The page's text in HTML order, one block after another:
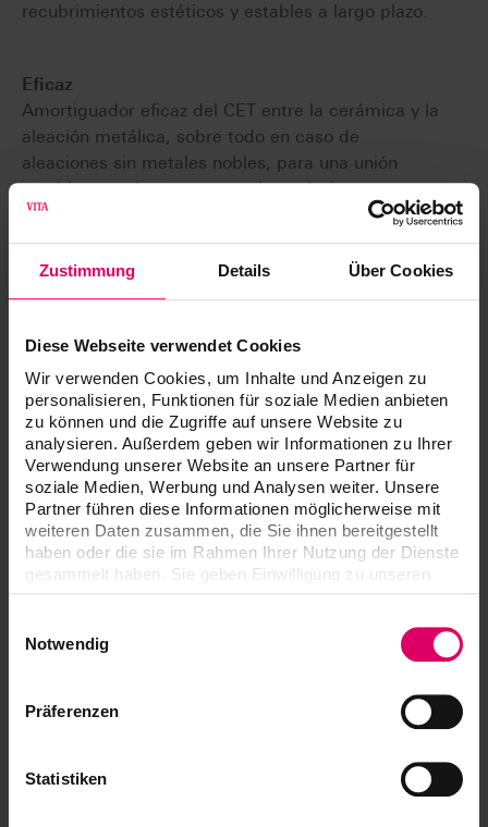
Zustimmung Details Über Cookies
Diese Webseite verwendet Cookies
Wir verwenden Cookies, um Inhalte und Anzeigen zu
personalisieren, Funktionen für soziale Medien anbieten
zu können und die Zugriffe auf unsere Website zu
analysieren. Außerdem geben wir Informationen zu Ihrer
Verwendung unserer Website an unsere Partner für
soziale Medien, Werbung und Analysen weiter. Unsere
Partner führen diese Informationen möglicherweise mit
weiteren Daten zusammen, die Sie ihnen bereitgestellt
haben oder die sie im Rahmen Ihrer Nutzung der Dienste
gesammelt haben. Sie geben Einwilligung zu unseren
Notwendig
Präferenzen
Statistiken
recubrimientos estéticos y estables a largo plazo.
Eficaz
Amortiguador eficaz del CET entre la cerámica y la
aleación metálica, sobre todo en caso de
aleaciones sin metales nobles, para una unión
estable entre la estructura y la cerámica.
Seguridad
Unión adhesiva fiable y Pasta lista para usar.
Fácil
Manipulación muy sencilla y gran rendimiento.
Artículo
VITA NP BOND
Las instrucciones de uso de nuestros productos
plataforma eIFU.